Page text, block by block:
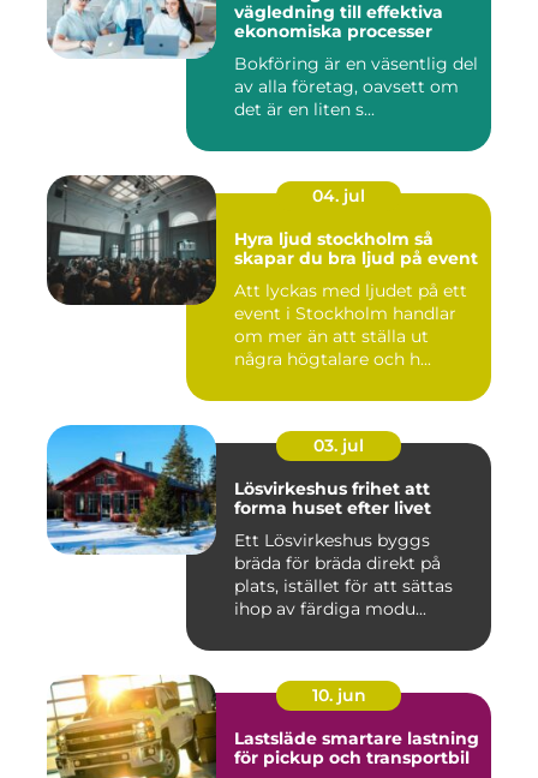
vägledning till effektiva
ekonomiska processer
Bokföring är en väsentlig del
av alla företag, oavsett om
det är en liten s...
04. jul
Hyra ljud stockholm så
skapar du bra ljud på event
Att lyckas med ljudet på ett
event i Stockholm handlar
om mer än att ställa ut
några högtalare och h...
03. jul
Lösvirkeshus frihet att
forma huset efter livet
Ett Lösvirkeshus byggs
bräda för bräda direkt på
plats, istället för att sättas
ihop av färdiga modu...
10. jun
Lastsläde smartare lastning
för pickup och transportbil